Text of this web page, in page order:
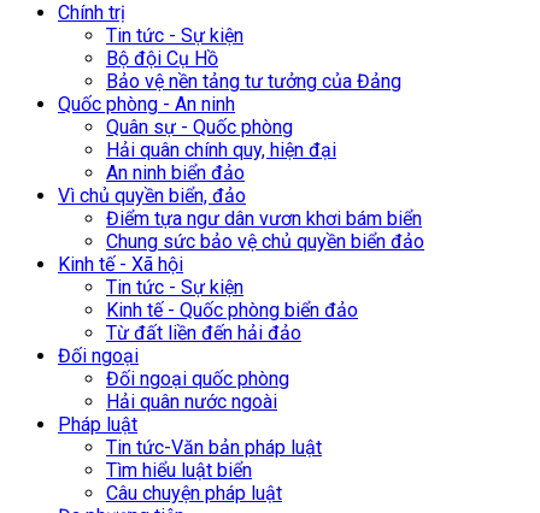
Chính trị
Tin tức - Sự kiện
Bộ đội Cụ Hồ
Bảo vệ nền tảng tư tưởng của Đảng
Quốc phòng - An ninh
Quân sự - Quốc phòng
Hải quân chính quy, hiện đại
An ninh biển đảo
Vì chủ quyền biển, đảo
Điểm tựa ngư dân vươn khơi bám biển
Chung sức bảo vệ chủ quyền biển đảo
Kinh tế - Xã hội
Tin tức - Sự kiện
Kinh tế - Quốc phòng biển đảo
Từ đất liền đến hải đảo
Đối ngoại
Đối ngoại quốc phòng
Hải quân nước ngoài
Pháp luật
Tin tức-Văn bản pháp luật
Tìm hiểu luật biển
Câu chuyện pháp luật